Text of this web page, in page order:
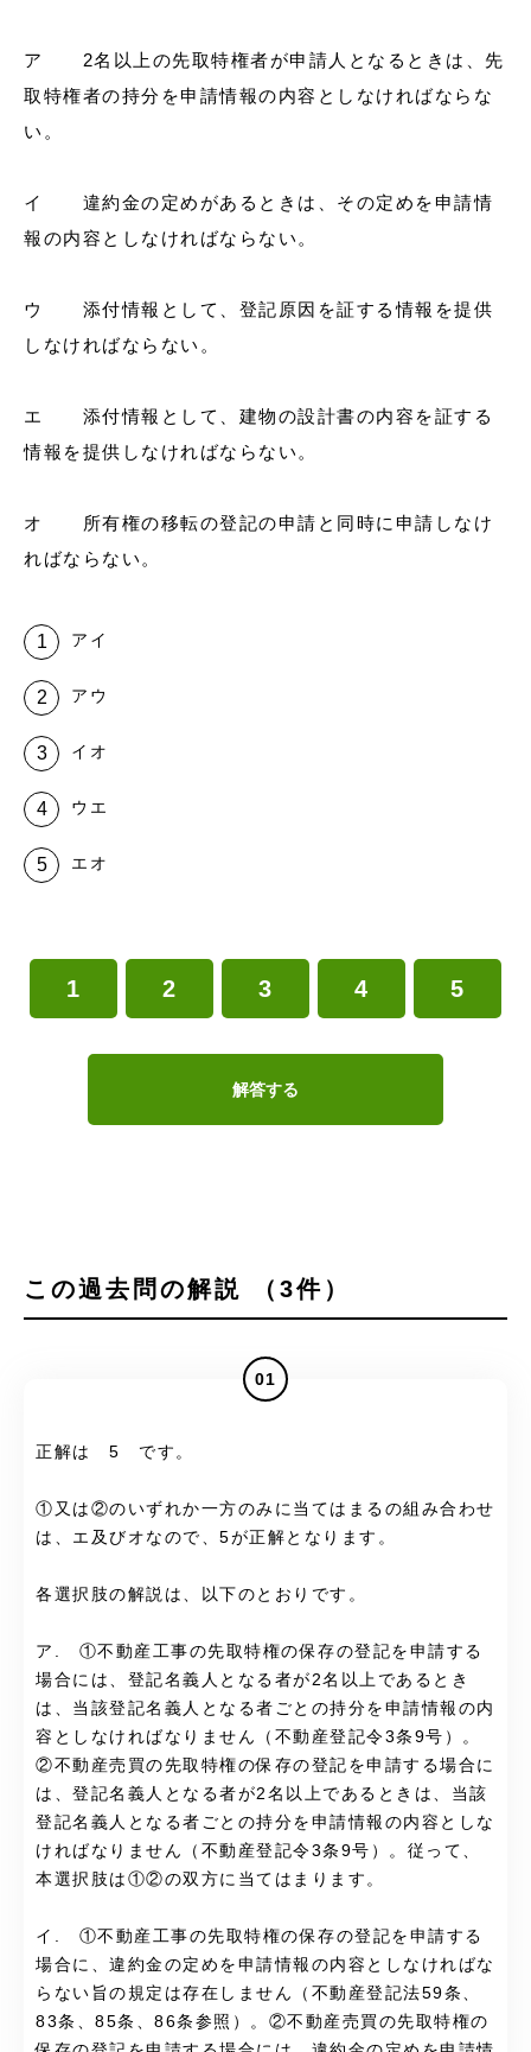
ア 2名以上の先取特権者が申請人となるときは、先
取特権者の持分を申請情報の内容としなければならな
い。
イ 違約金の定めがあるときは、その定めを申請情
報の内容としなければならない。
ウ 添付情報として、登記原因を証する情報を提供
しなければならない。
エ 添付情報として、建物の設計書の内容を証する
情報を提供しなければならない。
オ 所有権の移転の登記の申請と同時に申請しなけ
ればならない。
アイ
アウ
イオ
ウエ
エオ
1 2 3 4 5
解答する
この過去問の解説 （3件）
01
正解は 5 です。
①又は②のいずれか一方のみに当てはまるの組み合わせ
は、エ及びオなので、5が正解となります。
各選択肢の解説は、以下のとおりです。
ア. ①不動産工事の先取特権の保存の登記を申請する
場合には、登記名義人となる者が2名以上であるとき
は、当該登記名義人となる者ごとの持分を申請情報の内
容としなければなりません（不動産登記令3条9号）。
②不動産売買の先取特権の保存の登記を申請する場合に
は、登記名義人となる者が2名以上であるときは、当該
登記名義人となる者ごとの持分を申請情報の内容としな
ければなりません（不動産登記令3条9号）。従って、
本選択肢は①②の双方に当てはまります。
イ. ①不動産工事の先取特権の保存の登記を申請する
場合に、違約金の定めを申請情報の内容としなければな
らない旨の規定は存在しません（不動産登記法59条、
83条、85条、86条参照）。②不動産売買の先取特権の